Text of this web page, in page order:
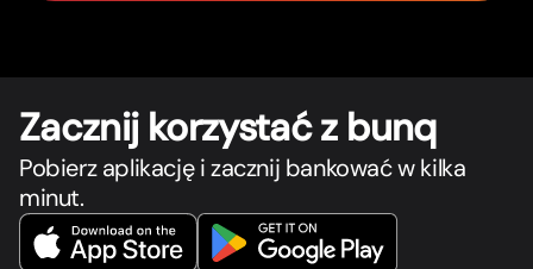
Zacznij korzystać z bunq
Pobierz aplikację i zacznij bankować w kilka
minut.